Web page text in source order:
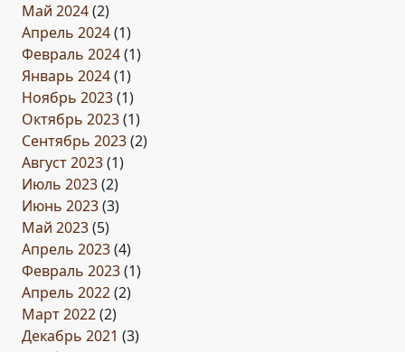
Май 2024(2)
Апрель 2024(1)
Февраль 2024(1)
Январь 2024(1)
Ноябрь 2023(1)
Октябрь 2023(1)
Сентябрь 2023(2)
Август 2023(1)
Июль 2023(2)
Июнь 2023(3)
Май 2023(5)
Апрель 2023(4)
Февраль 2023(1)
Апрель 2022(2)
Март 2022(2)
Декабрь 2021 (3)